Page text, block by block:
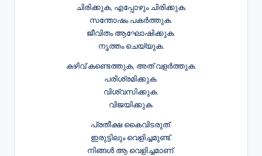
ചിരിക്കുക, എപ്പോഴും ചിരിക്കുക.
സന്തോഷം പകർത്തുക.
ജീവിതം ആഘോഷിക്കുക.
നൃത്തം ചെയ്യുക.
കഴിവ് കണ്ടെത്തുക, അത് വളർത്തുക.
പരിശ്രമിക്കുക.
വിശ്വസിക്കുക.
വിജയിക്കുക.
പ്രതീക്ഷ കൈവിടരുത്.
ഇരുട്ടിലും വെളിച്ചമുണ്ട്.
നിങ്ങൾ ആ വെളിച്ചമാണ്.